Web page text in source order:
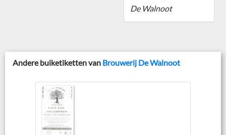
De Walnoot
Andere buiketiketten van Brouwerij De Walnoot